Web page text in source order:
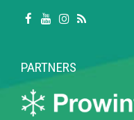
PARTNERS